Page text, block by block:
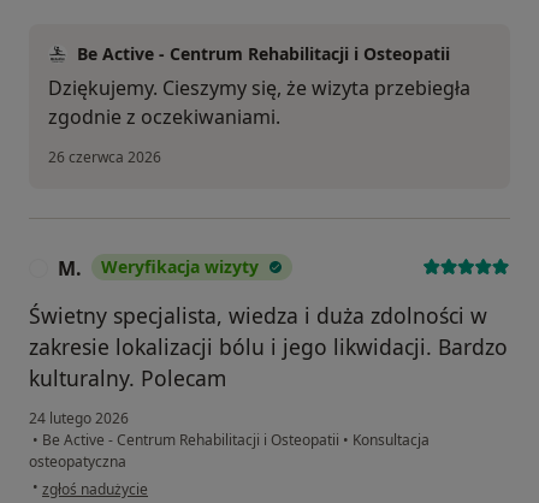
Be Active - Centrum Rehabilitacji i Osteopatii
Dziękujemy. Cieszymy się, że wizyta przebiegła
zgodnie z oczekiwaniami.
26 czerwca 2026
M. Weryfikacja wizyty
Świetny specjalista, wiedza i duża zdolności w
zakresie lokalizacji bólu i jego likwidacji. Bardzo
kulturalny. Polecam
24 lutego 2026
• Be Active - Centrum Rehabilitacji i Osteopatii • Konsultacja
osteopatyczna
• w opinii użytkownika M.
zgłoś nadużycie